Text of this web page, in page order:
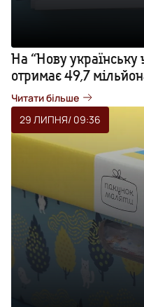
На “Нову
отримає 49,7
Читати більше
29 ЛИПНЯ/ 09:36